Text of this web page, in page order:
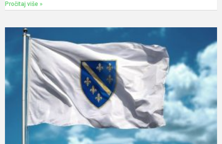
Pročitaj više »